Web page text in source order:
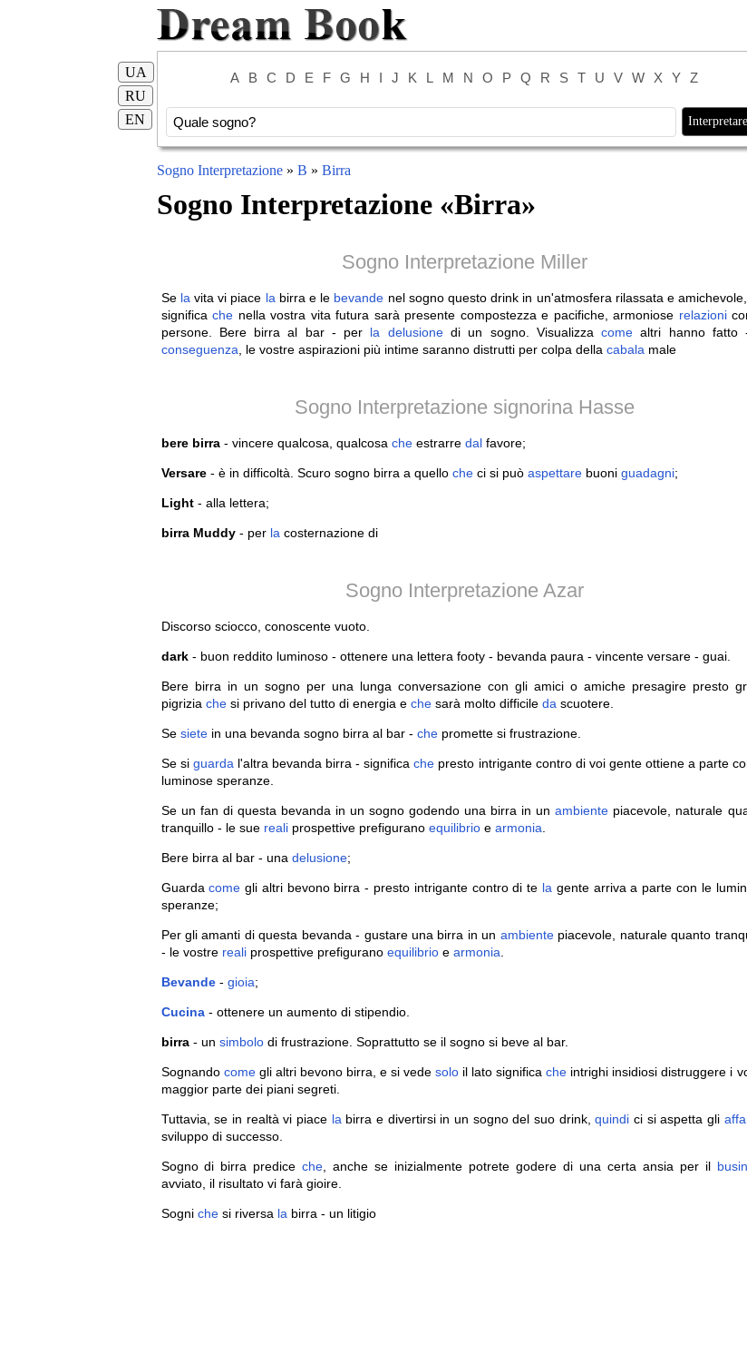
A B C D E F G H I J K L M N O P Q R S T U V W X Y Z
UA
RU
EN
Sogno Interpretazione » B » Birra
Sogno Interpretazione «Birra»
Sogno Interpretazione Miller
Se la vita vi piace la birra e le bevande nel sogno questo drink in un'atmosfera rilassata e
significa che nella vostra vita futura sarà presente compostezza e pacifiche, armoniose relazioni
persone. Bere birra al bar - per la delusionedi un sogno. Visualizzacome altri hanno fatto
conseguenza , le vostre aspirazioni più intime saranno distrutti per colpa della cabala male
Sogno Interpretazione signorina Hasse
bere birra - vincere qualcosa, qualcosa cheestrarre dalfavore;
Versare - è in difficoltà. Scuro sogno birra a quello checi si può aspettarebuoni guadagni;
Light - alla lettera;
birra Muddy - per la costernazione di
Sogno Interpretazione Azar
Discorso sciocco, conoscente vuoto.
dark - buon reddito luminoso - ottenere una lettera footy - bevanda paura - vincente versare - guai.
Bere birra in un sogno per una lunga conversazione con gli amici o amiche presagire presto
pigrizia chesi privano del tutto di energia e chesarà molto difficile da scuotere.
Se sietein una bevanda sogno birra al bar - chepromette si frustrazione.
Se si guarda l'altra bevanda birra - significache presto intrigante contro di voi gente ottiene a parte
luminose speranze.
Se un fan di questa bevanda in un sogno godendo una birra in unambiente piacevole, naturale
tranquillo - le sue realiprospettive prefigurano equilibrioe armonia
Bere birra al bar - una delusione;
Guardacome gli altri bevono birra - presto intrigante contro di te la gente arriva a parte con le
speranze;
Per gli amanti di questa bevanda - gustare una birra in un ambientepiacevole, naturale quanto
- le vostre realiprospettive prefigurano equilibrioe armonia
Bevande - gioia;
Cucina - ottenere un aumento di stipendio.
birra - un simbolodi frustrazione. Soprattutto se il sogno si beve al bar.
Sognando comegli altri bevono birra, e si vedesolo il lato significache intrighi insidiosi distruggere i
maggior parte dei piani segreti.
Tuttavia, se in realtà vi piace la birra e divertirsi in un sogno del suo drink,quindi ci si aspetta gli
sviluppo di successo.
Sogno di birra prediceche , anche se inizialmente potrete godere di una certa ansia per il
avviato, il risultato vi farà gioire.
Sogni chesi riversa la birra - un litigio